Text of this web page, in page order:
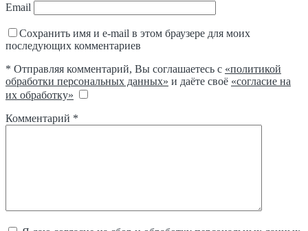
Email
Сохранить имя и e-mail в этом браузере для моих
последующих комментариев
* Отправляя комментарий, Вы соглашаетесь с «политикой
обработки персональных данных» и даёте своё «согласие на
их обработку»
Комментарий *